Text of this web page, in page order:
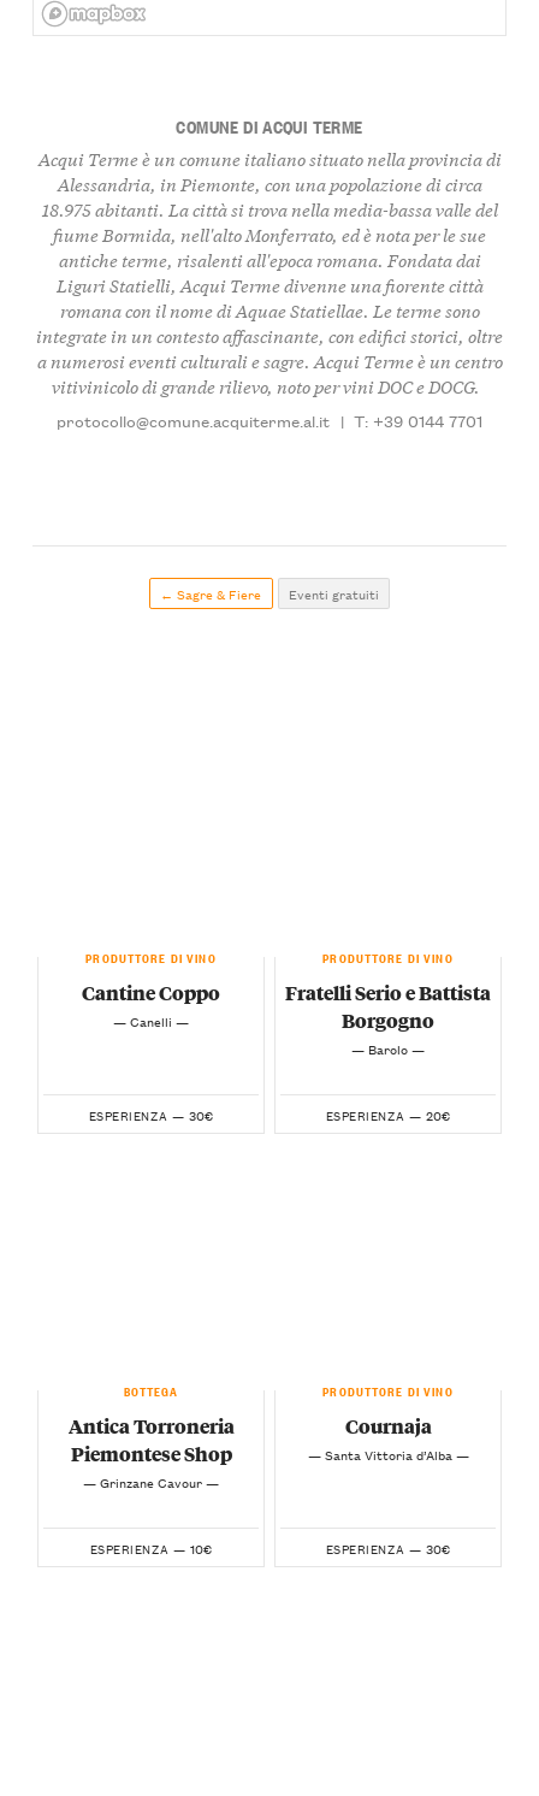
COMUNE DI ACQUI TERME
Acqui Terme è un comune italiano situato nella provincia di
Alessandria, in Piemonte, con una popolazione di circa
18.975 abitanti. La città si trova nella media-bassa valle del
fiume Bormida, nell'alto Monferrato, ed è nota per le sue
antiche terme, risalenti all'epoca romana. Fondata dai
Liguri Statielli, Acqui Terme divenne una fiorente città
romana con il nome di Aquae Statiellae. Le terme sono
integrate in un contesto affascinante, con edifici storici, oltre
a numerosi eventi culturali e sagre. Acqui Terme è un centro
vitivinicolo di grande rilievo, noto per vini DOC e DOCG.
protocollo@comune.acquiterme.al.it | T: +39 0144 7701
← Sagre & Fiere Eventi gratuiti
PRODUTTORE DI VINO
Cantine Coppo
— Canelli —
ESPERIENZA — 30€
PRODUTTORE DI VINO
Fratelli Serio e Battista
Borgogno
— Barolo —
ESPERIENZA — 20€
BOTTEGA
Antica Torroneria
Piemontese Shop
— Grinzane Cavour —
ESPERIENZA — 10€
PRODUTTORE DI VINO
Cournaja
— Santa Vittoria d’Alba —
ESPERIENZA — 30€